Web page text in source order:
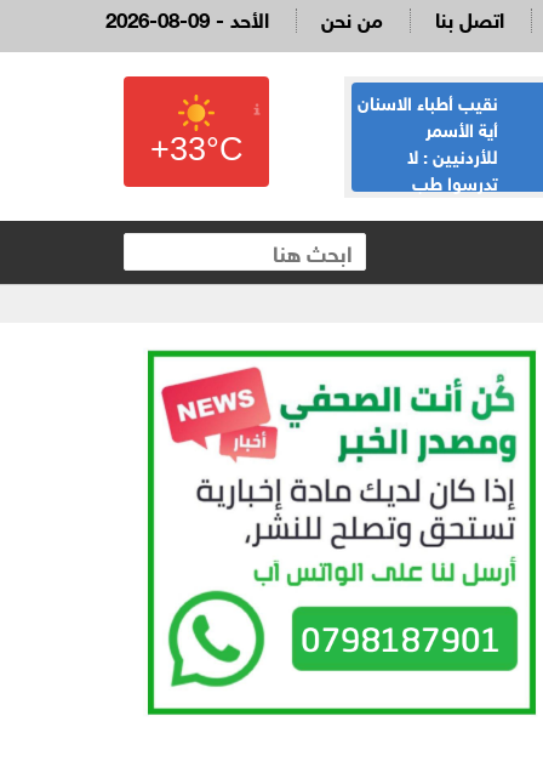
2026-08-09 - الأحد من نحن اتصل بنا
نقيب أطباء الاسنان
أية الأسمر
للأردنيين : لا
تدرسوا طب
القاضي السابق
لؤي عبيدات :لا
تدعوني لمناسبة
يحضرها نائب وقع
+33°C